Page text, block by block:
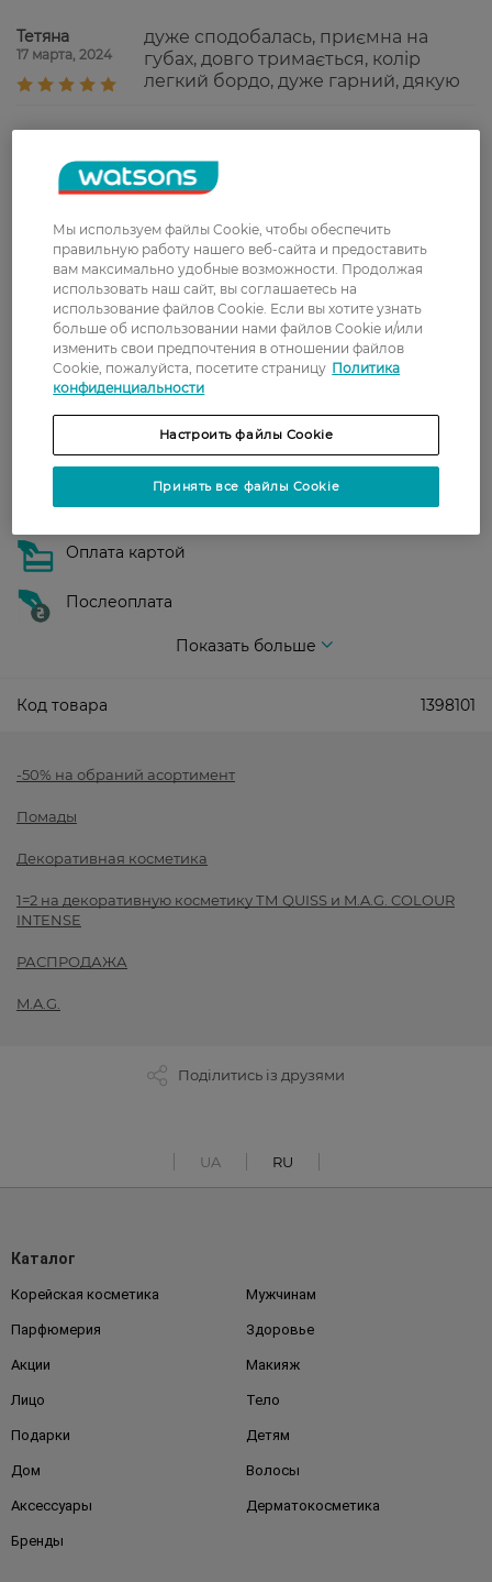
Тетяна
17 марта, 2024
дуже сподобалась, приємна на
губах, довго тримається, колір
легкий бордо, дуже гарний, дякую
Доставка
В отделение Новой почты - 99 грн, бесплатно
от 699 грн
Укрпочта
Стоимость доставки – 79 грн, бесплатная
доставка от – 599 грн
Забрать сегодня в магазине Watsons
Стоимость доставки – 0 грн
Показать больше
Оплата
Оплата картой
Послеоплата
Показать больше
Код товара 1398101
-50% на обраний асортимент
Помады
Декоративная косметика
1=2 на декоративную косметику ТМ QUISS и M.A.G. COLOUR
INTENSE
РАСПРОДАЖА
M.A.G.
Поділитись із друзями
UA RU
Каталог
Корейская косметика Мужчинам
Парфюмерия Здоровье
Акции Макияж
Лицо Тело
Подарки Детям
Дом Волосы
Аксессуары Дерматокосметика
Бренды
Мы используем файлы Cookie, чтобы обеспечить
правильную работу нашего веб-сайта и предоставить
вам максимально удобные возможности. Продолжая
использовать наш сайт, вы соглашаетесь на
использование файлов Cookie. Если вы хотите узнать
больше об использовании нами файлов Cookie и/или
изменить свои предпочтения в отношении файлов
Cookie, пожалуйста, посетите страницу Политика
конфиденциальности
Настроить файлы Cookie
Принять все файлы Cookie